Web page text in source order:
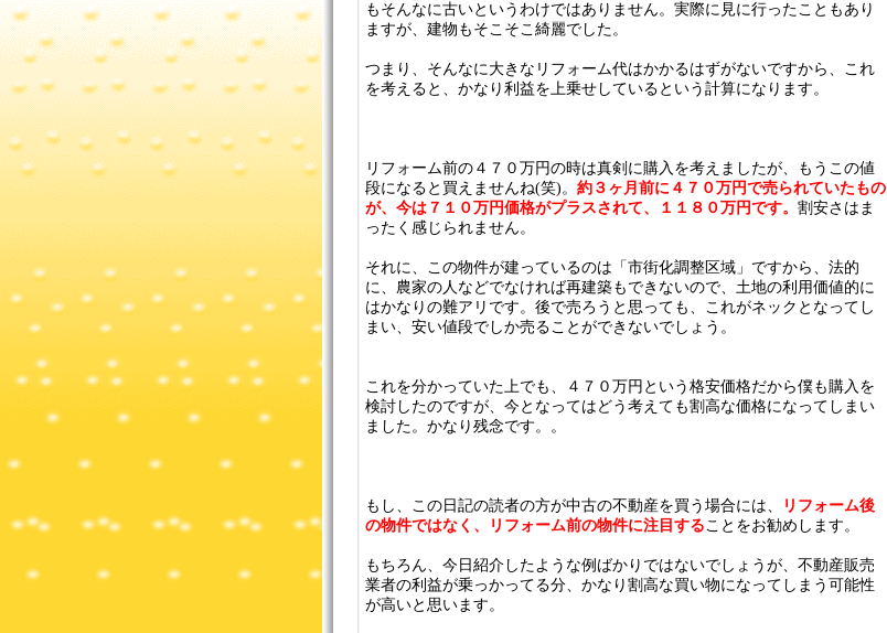
もそんなに古いというわけではありません。実際に見に行ったこともあり
ますが、建物もそこそこ綺麗でした。
つまり、そんなに大きなリフォーム代はかかるはずがないですから、これ
を考えると、かなり利益を上乗せしているという計算になります。
リフォーム前の４７０万円の時は真剣に購入を考えましたが、もうこの値
段になると買えませんね(笑)。 約３ヶ月前に４７０万円で売られていたもの
が、今は７１０万円価格がプラスされて、１１８０万円です。 割安さはま
ったく感じられません。
それに、この物件が建っているのは「市街化調整区域」ですから、法的
に、農家の人などでなければ再建築もできないので、土地の利用価値的に
はかなりの難アリです。後で売ろうと思っても、これがネックとなってし
まい、安い値段でしか売ることができないでしょう。
これを分かっていた上でも、４７０万円という格安価格だから僕も購入を
検討したのですが、今となってはどう考えても割高な価格になってしまい
ました。かなり残念です。。
もし、この日記の読者の方が中古の不動産を買う場合には、
リフォーム後
の物件ではなく、リフォーム前の物件に注目することをお勧めします。
もちろん、今日紹介したような例ばかりではないでしょうが、不動産販売
業者の利益が乗っかってる分、かなり割高な買い物になってしまう可能性
が高いと思います。